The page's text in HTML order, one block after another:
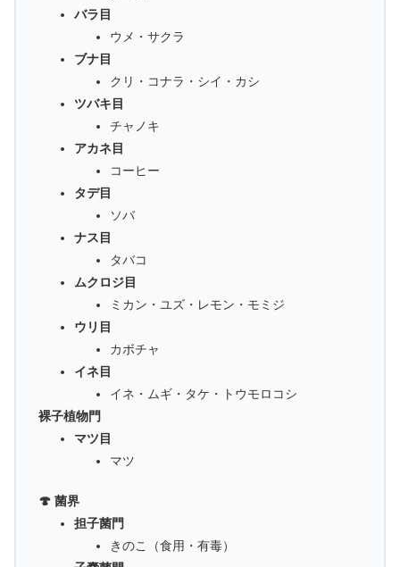
バラ目
ウメ・サクラ
ブナ目
クリ・コナラ・シイ・カシ
ツバキ目
チャノキ
アカネ目
コーヒー
タデ目
ソバ
ナス目
タバコ
ムクロジ目
ミカン・ユズ・レモン・モミジ
ウリ目
カボチャ
イネ目
イネ・ムギ・タケ・トウモロコシ
裸子植物門
マツ目
マツ
🍄 菌界
担子菌門
きのこ（食用・有毒）